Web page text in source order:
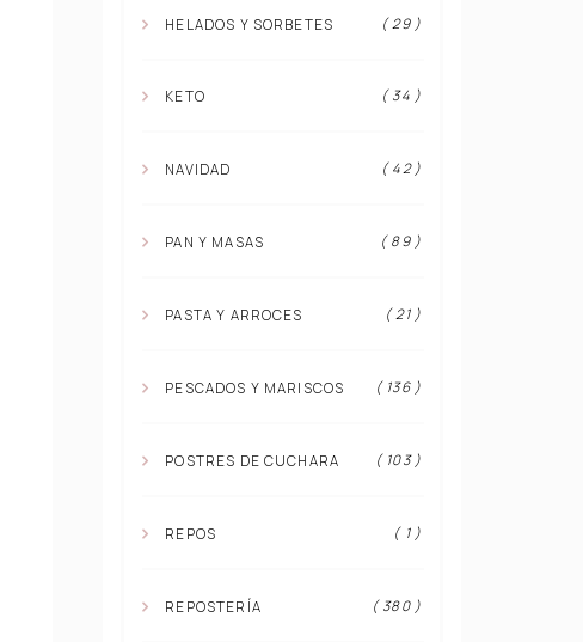
HELADOS Y SORBETES ( 29 )
KETO ( 34 )
NAVIDAD ( 42 )
PAN Y MASAS ( 89 )
PASTA Y ARROCES ( 21 )
PESCADOS Y MARISCOS ( 136 )
POSTRES DE CUCHARA ( 103 )
REPOS ( 1 )
REPOSTERÍA ( 380 )